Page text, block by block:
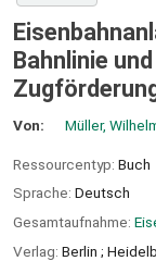
Bahnlinie
Von: Müller,
Ressourcentyp: Buch
Sprache: Deutsch
Gesamtaufnahme:
Verlag: Berlin ;